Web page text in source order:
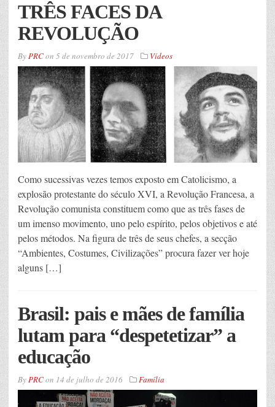
TRÊS FACES DA
REVOLUÇÃO
ByPRCon 5 de novembro de 2017 Vídeos
Como sucessivas vezes temos exposto em Catolicismo, a
explosão protestante do século XVI, a Revolução Francesa, a
Revolução comunista constituem como que as três fases de
um imenso movimento, uno pelo espírito, pelos objetivos e até
pelos métodos. Na figura de três de seus chefes, a secção
“Ambientes, Costumes, Civilizações” procura fazer ver hoje
alguns […]
Brasil: pais e mães de família
lutam para “despetetizar” a
educação
ByPRCon 14 de julho de 2016 Família